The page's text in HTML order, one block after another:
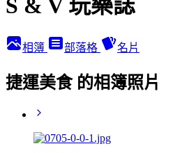
S & V 玩樂誌
相簿 部落格 名片
捷運美食 的相簿照片